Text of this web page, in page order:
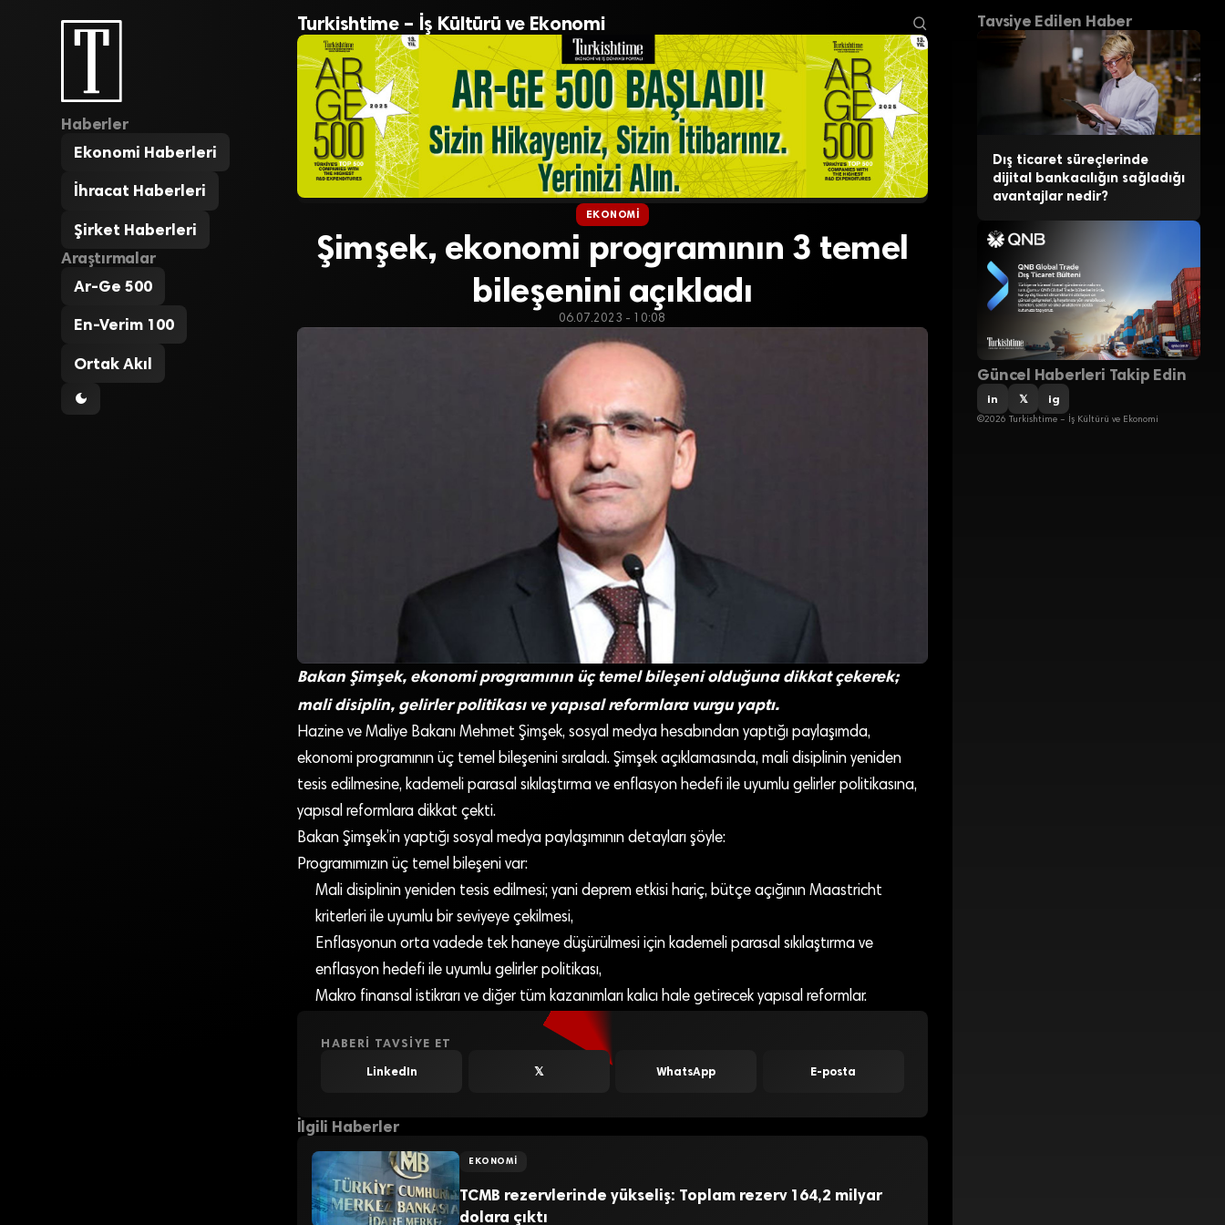
Haberler
Ekonomi Haberleri
İhracat Haberleri
Şirket Haberleri
Araştırmalar
Ar-Ge 500
En-Verim 100
Ortak Akıl
Turkishtime – İş Kültürü ve Ekonomi
EKONOMI
Şimşek, ekonomi programının 3 temel
bileşenini açıkladı
06.07.2023 - 10:08
Bakan Şimşek, ekonomi programının üç temel bileşeni olduğuna dikkat çekerek;
mali disiplin, gelirler politikası ve yapısal reformlara vurgu yaptı.
Hazine ve Maliye Bakanı Mehmet Şimşek, sosyal medya hesabından yaptığı paylaşımda,
ekonomi programının üç temel bileşenini sıraladı. Şimşek açıklamasında, mali disiplinin yeniden
tesis edilmesine, kademeli parasal sıkılaştırma ve enflasyon hedefi ile uyumlu gelirler politikasına,
yapısal reformlara dikkat çekti.
Bakan Şimşek’in yaptığı sosyal medya paylaşımının detayları şöyle:
Programımızın üç temel bileşeni var:
Mali disiplinin yeniden tesis edilmesi; yani deprem etkisi hariç, bütçe açığının Maastricht
kriterleri ile uyumlu bir seviyeye çekilmesi,
Enflasyonun orta vadede tek haneye düşürülmesi için kademeli parasal sıkılaştırma ve
enflasyon hedefi ile uyumlu gelirler politikası,
Makro finansal istikrarı ve diğer tüm kazanımları kalıcı hale getirecek yapısal reformlar.
HABERI TAVSIYE ET
LinkedIn 𝕏 WhatsApp E-posta
İlgili Haberler
EKONOMI
TCMB rezervlerinde yükseliş: Toplam rezerv 164,2 milyar
dolara çıktı
Tavsiye Edilen Haber
Dış ticaret süreçlerinde
dijital bankacılığın sağladığı
avantajlar nedir?
Güncel Haberleri Takip Edin
in 𝕏 ig
©2026 Turkishtime – İş Kültürü ve Ekonomi